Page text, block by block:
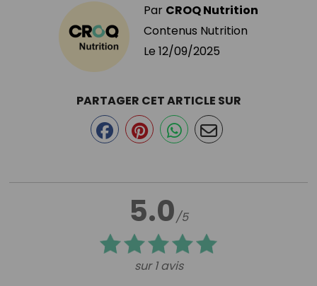
Par CROQ Nutrition
Contenus Nutrition
Le 12/09/2025
5.0/5
sur 1 avis
PARTAGER CET ARTICLE SUR